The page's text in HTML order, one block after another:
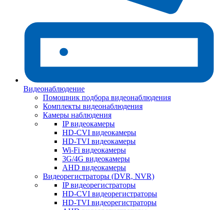
Видеонаблюдение
Помощник подбора видеонаблюдения
Комплекты видеонаблюдения
Камеры наблюдения
IP видеокамеры
HD-CVI видеокамеры
HD-TVI видеокамеры
Wi-Fi видеокамеры
3G/4G видеокамеры
AHD видеокамеры
Видеорегистраторы (DVR, NVR)
IP видеорегистраторы
HD-CVI видеорегистраторы
HD-TVI видеорегистраторы